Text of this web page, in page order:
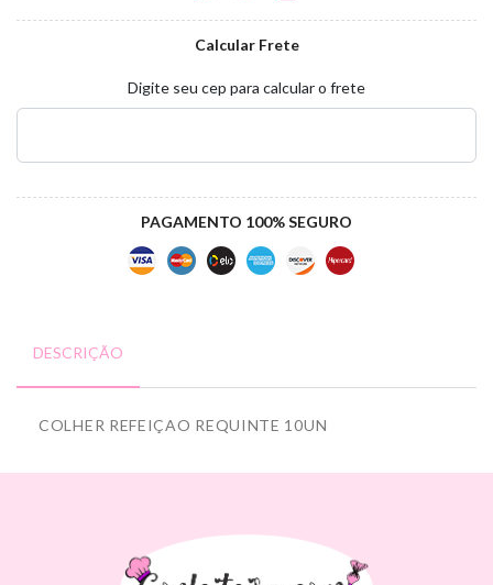
Calcular Frete
Digite seu cep para calcular o frete
PAGAMENTO 100% SEGURO
DESCRIÇÃO
COLHER REFEIÇAO REQUINTE 10UN